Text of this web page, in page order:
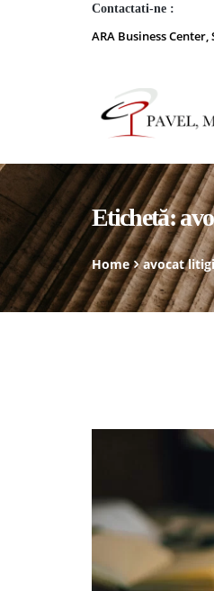
Contactati-ne :
ARA Business
Etichetă:
Home avocat